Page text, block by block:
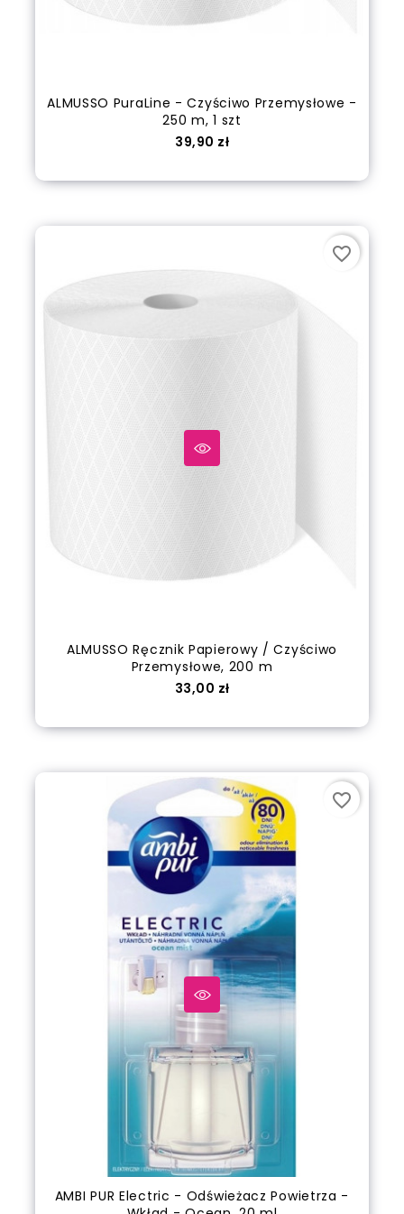
ALMUSSO PuraLine - Czyściwo Przemysłowe -
250 m, 1 szt
Cena
39,90 zł
ALMUSSO Ręcznik Papierowy / Czyściwo
Przemysłowe, 200 m
Cena
33,00 zł
favorite_border
AMBI PUR Electric - Odświeżacz Powietrza -
favorite_border